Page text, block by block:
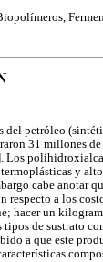
del petróleo
31 millones
Los
y
cabe anotar
respecto a los
hacer un
tipos de sustrato
a que este